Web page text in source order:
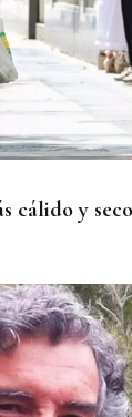
cálido y